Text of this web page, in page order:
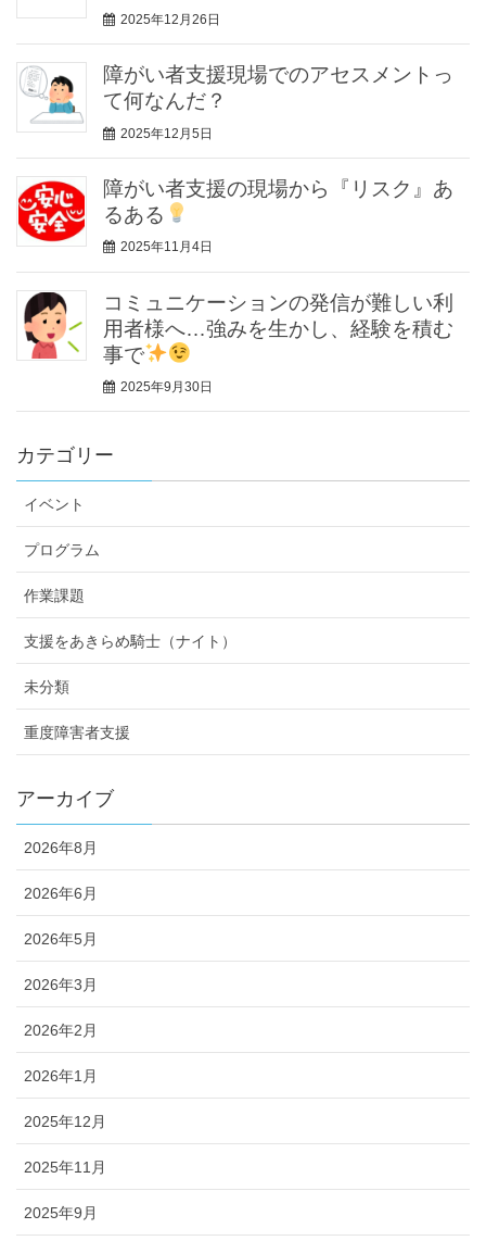
2025年12月26日
障がい者支援現場でのアセスメントっ
て何なんだ？
2025年12月5日
障がい者支援の現場から『リスク』あ
るある
2025年11月4日
コミュニケーションの発信が難しい利
用者様へ…強みを生かし、経験を積む
事で
2025年9月30日
カテゴリー
イベント
プログラム
作業課題
支援をあきらめ騎士（ナイト）
未分類
重度障害者支援
アーカイブ
2026年8月
2026年6月
2026年5月
2026年3月
2026年2月
2026年1月
2025年12月
2025年11月
2025年9月